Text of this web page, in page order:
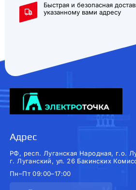
Быстрая и безопасная
указанному вами адресу
Адрес
РФ, респ. Луганская Народная, г.о.
г. Луганский, ул. 26 Бакинских
Пн–Пт 09:00–17:00